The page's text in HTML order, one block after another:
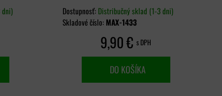
Dostupnosť: Distribučný sklad (1-3 dni)
Skladové číslo: MAX-1433
9,90 €s DPH
DO KOŠÍKA